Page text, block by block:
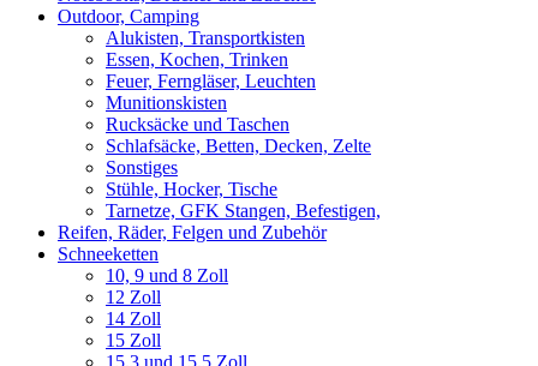
Outdoor, Camping
Alukisten, Transportkisten
Essen, Kochen, Trinken
Feuer, Ferngläser, Leuchten
Munitionskisten
Rucksäcke und Taschen
Schlafsäcke, Betten, Decken, Zelte
Sonstiges
Stühle, Hocker, Tische
Tarnetze, GFK Stangen, Befestigen,
Reifen, Räder, Felgen und Zubehör
Schneeketten
10, 9 und 8 Zoll
12 Zoll
14 Zoll
15 Zoll